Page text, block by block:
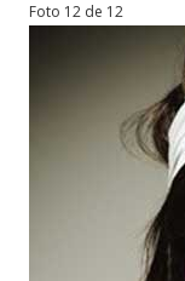
Foto 12 de 12